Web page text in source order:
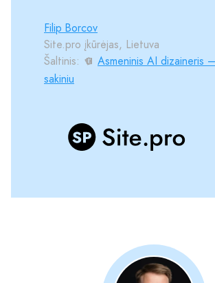
Filip Borcov
Site.pro įkūrėjas, Lietuva
Šaltinis:
Asmeninis AI dizaineris
sakiniu